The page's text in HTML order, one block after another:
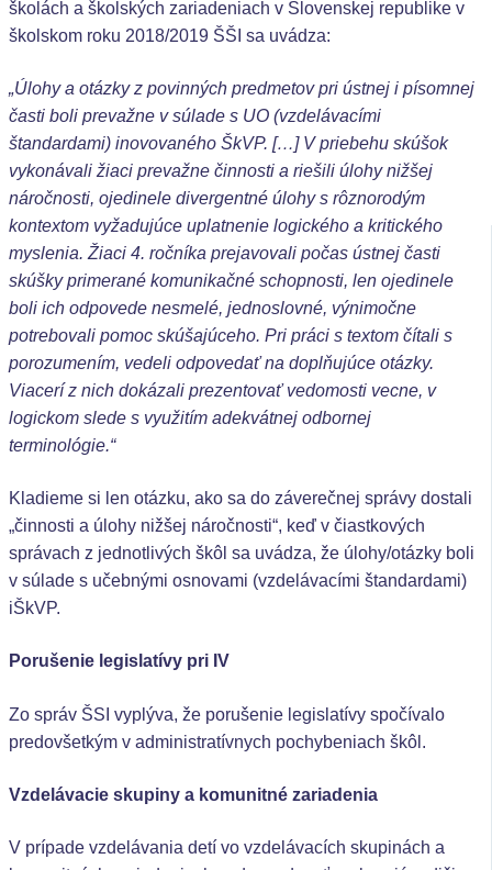
školách a školských zariadeniach v Slovenskej republike v
školskom roku 2018/2019 ŠŠI sa uvádza:
„Úlohy a otázky z povinných predmetov pri ústnej i písomnej
časti boli prevažne v súlade s UO (vzdelávacími
štandardami) inovovaného ŠkVP. […] V priebehu skúšok
vykonávali žiaci prevažne činnosti a riešili úlohy nižšej
náročnosti, ojedinele divergentné úlohy s rôznorodým
kontextom vyžadujúce uplatnenie logického a kritického
myslenia. Žiaci 4. ročníka prejavovali počas ústnej časti
skúšky primerané komunikačné schopnosti, len ojedinele
boli ich odpovede nesmelé, jednoslovné, výnimočne
potrebovali pomoc skúšajúceho. Pri práci s textom čítali s
porozumením, vedeli odpovedať na doplňujúce otázky.
Viacerí z nich dokázali prezentovať vedomosti vecne, v
logickom slede s využitím adekvátnej odbornej
terminológie.“
Kladieme si len otázku, ako sa do záverečnej správy dostali
„činnosti a úlohy nižšej náročnosti“, keď v čiastkových
správach z jednotlivých škôl sa uvádza, že úlohy/otázky boli
v súlade s učebnými osnovami (vzdelávacími štandardami)
iŠkVP.
Porušenie legislatívy pri IV
Zo správ ŠSI vyplýva, že porušenie legislatívy spočívalo
predovšetkým v administratívnych pochybeniach škôl.
Vzdelávacie skupiny a komunitné zariadenia
V prípade vzdelávania detí vo vzdelávacích skupinách a